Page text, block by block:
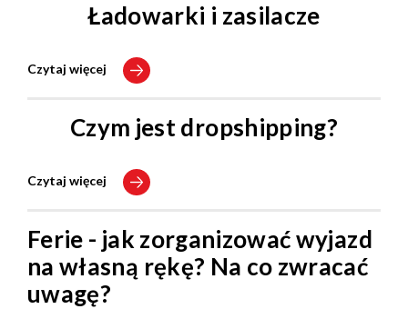
Ładowarki i zasilacze
Czytaj więcej
Czym jest dropshipping?
Czytaj więcej
Ferie - jak zorganizować wyjazd
na własną rękę? Na co zwracać
uwagę?